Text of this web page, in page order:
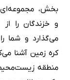
بخش، مجموعه‌ای
می‌گذارد و شما
کره زمین آشنا
منطقه